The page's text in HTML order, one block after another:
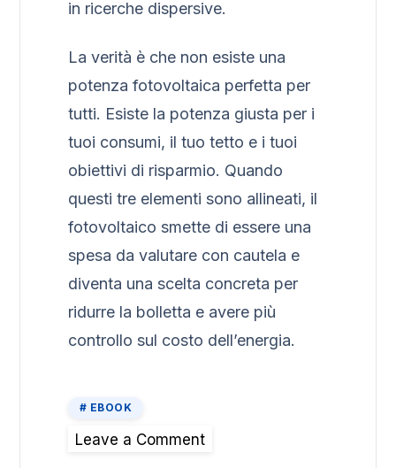
in ricerche dispersive.
La verità è che non esiste una
potenza fotovoltaica perfetta per
tutti. Esiste la potenza giusta per i
tuoi consumi, il tuo tetto e i tuoi
obiettivi di risparmio. Quando
questi tre elementi sono allineati, il
fotovoltaico smette di essere una
spesa da valutare con cautela e
diventa una scelta concreta per
ridurre la bolletta e avere più
controllo sul costo dell’energia.
EBOOK
Leave a Comment